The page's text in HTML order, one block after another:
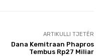
ARTIKULLI TJETËR
Dana Kemitraan Phapros
Tembus Rp27 Miliar